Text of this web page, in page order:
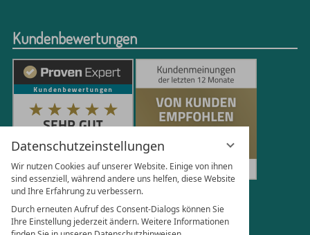
Datenschutzeinstellungen
Wir nutzen Cookies auf unserer Website. Einige von ihnen
sind essenziell, während andere uns helfen, diese Website
und Ihre Erfahrung zu verbessern.
Durch erneuten Aufruf des Consent-Dialogs können Sie
Ihre Einstellung jederzeit ändern. Weitere Informationen
Kundenbewertungen